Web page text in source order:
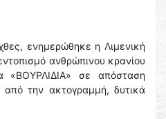
ενημερώθηκε η Λιμενική
ανθρώπινου κρανίου
«ΒΟΥΡΛΙΔΙΑ» σε απόσταση
την ακτογραμμή, δυτικά